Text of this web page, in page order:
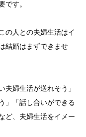
です。
の人との夫婦生活はイ
結婚はまずできませ
夫婦生活が送れそう」
」「話し合いができる
ど、夫婦生活をイメー